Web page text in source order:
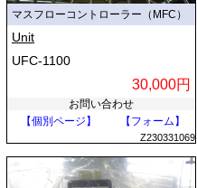
マスフローコントローラー（MFC）
Unit
UFC-1100
30,000円
お問い合わせ
【個別ページ】
【フォーム】
Z230331069